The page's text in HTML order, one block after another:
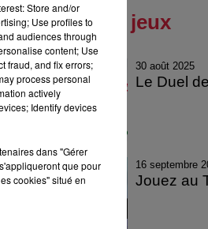
Tous les jeux
30 août 2025
Le Duel
16 septembre
Jouez au
Store and/or
Use profiles to
audiences through
content; Use
fraud, and fix errors;
process personal
actively
Identify devices
dans "Gérer
que pour
cookies" situé en